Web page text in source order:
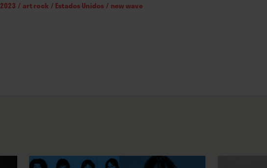
2023 / art rock / Estados Unidos / new wave